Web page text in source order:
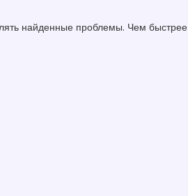
найденные проблемы. Чем быстрее